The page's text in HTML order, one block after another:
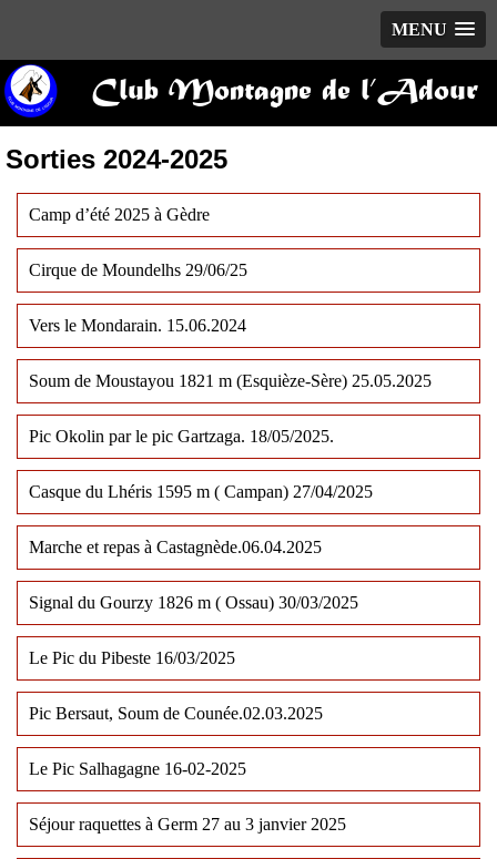
MENU
Club Montagne de l’Adour
Sorties 2024-2025
Camp d’été 2025 à Gèdre
Cirque de Moundelhs 29/06/25
Vers le Mondarain. 15.06.2024
Soum de Moustayou 1821 m (Esquièze-Sère) 25.05.2025
Pic Okolin par le pic Gartzaga. 18/05/2025.
Casque du Lhéris 1595 m ( Campan) 27/04/2025
Marche et repas à Castagnède.06.04.2025
Signal du Gourzy 1826 m ( Ossau) 30/03/2025
Le Pic du Pibeste 16/03/2025
Pic Bersaut, Soum de Counée.02.03.2025
Le Pic Salhagagne 16-02-2025
Séjour raquettes à Germ 27 au 3 janvier 2025